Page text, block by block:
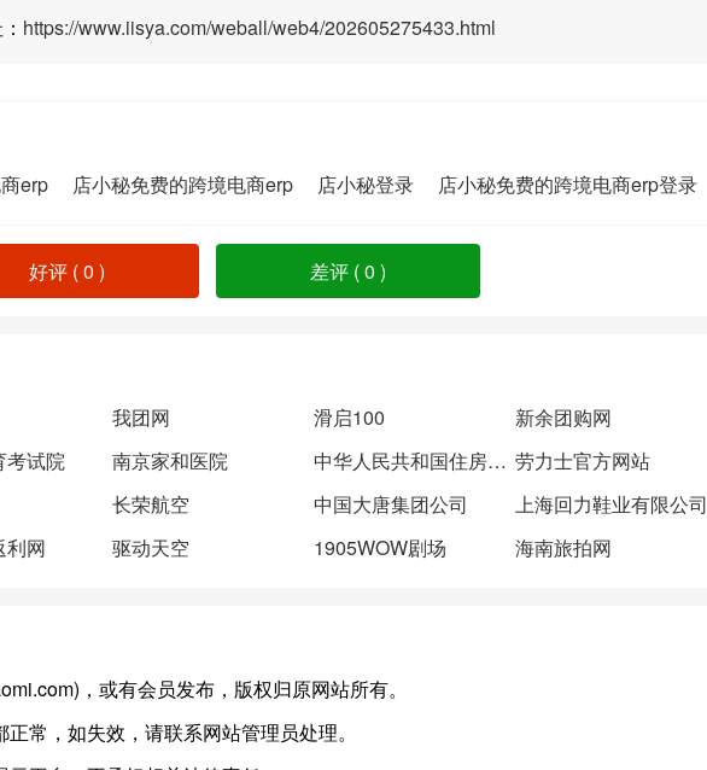
https://www.iisya.com/weball/web4/202605275433.html
erp 店小秘免费的跨境电商erp 店小秘登录 店小秘免费的跨境电商erp登录
好评 (0 ) 差评 (0 )
我团网 滑启100
新余团购网
考试院 南京家和医院 中华人民共和国住房和城乡建设部 劳力士官方网站
长荣航空 中国大唐集团公司
上海回力鞋业有限公司
利网 驱动天空 1905WOW剧场 海南旅拍网
，或有会员发布，版权归原网站所有。
常，如失效，请联系网站管理员处理。